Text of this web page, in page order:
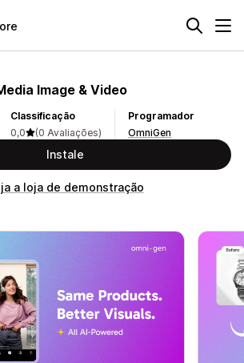
Image & Video
Classificação
0,0
(0 Avaliações)
Programador
OmniGen
Instale
a loja de demonstração